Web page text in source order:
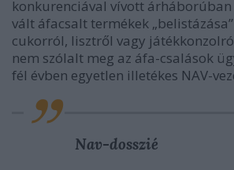
konkurenciával vívott
vált áfacsalt termékek
cukorról, lisztről vagy
nem szólalt meg az áfa-csalások
fél évben egyetlen illetékes NAV-
Nav-dosszié